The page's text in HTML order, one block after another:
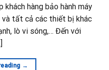
khách hàng bảo hành máy
và tất cả các thiết bị khác
lò vi sóng,… Đến với
→